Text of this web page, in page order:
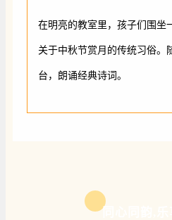
在明亮的教室里，孩子们围坐
关于中秋节赏月的传统习俗。
台，朗诵经典诗词。
同心同韵,